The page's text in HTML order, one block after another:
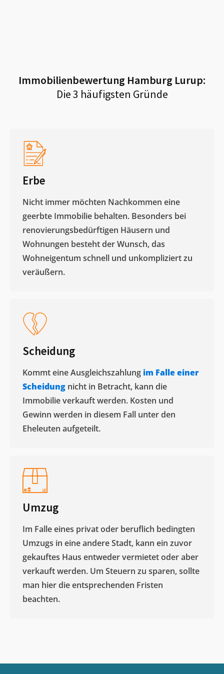
Immobilienbewertung Hamburg Lurup:
Die 3 häufigsten Gründe
Erbe
Nicht immer möchten Nachkommen eine
geerbte Immobilie behalten. Besonders bei
renovierungsbedürftigen Häusern und
Wohnungen besteht der Wunsch, das
Wohneigentum schnell und unkompliziert zu
veräußern. ​
Scheidung
Kommt eine Ausgleichszahlung im Falle einer
Scheidung nicht in Betracht, kann die
Immobilie verkauft werden. Kosten und
Gewinn werden in diesem Fall unter den
Eheleuten aufgeteilt.​
Umzug
Im Falle eines privat oder beruflich bedingten
Umzugs in eine andere Stadt, kann ein zuvor
gekauftes Haus entweder vermietet oder aber
verkauft werden. Um Steuern zu sparen, sollte
man hier die entsprechenden Fristen
beachten.